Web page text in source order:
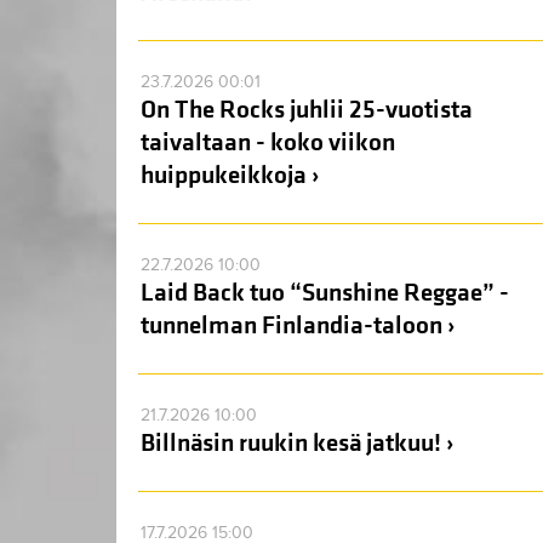
23.7.2026 00:01
On The Rocks juhlii 25-vuotista
taivaltaan - koko viikon
huippukeikkoja ›
22.7.2026 10:00
Laid Back tuo “Sunshine Reggae” -
tunnelman Finlandia-taloon ›
21.7.2026 10:00
Billnäsin ruukin kesä jatkuu! ›
17.7.2026 15:00